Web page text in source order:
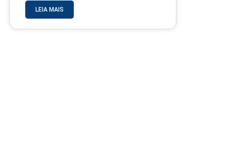
LEIA MAIS